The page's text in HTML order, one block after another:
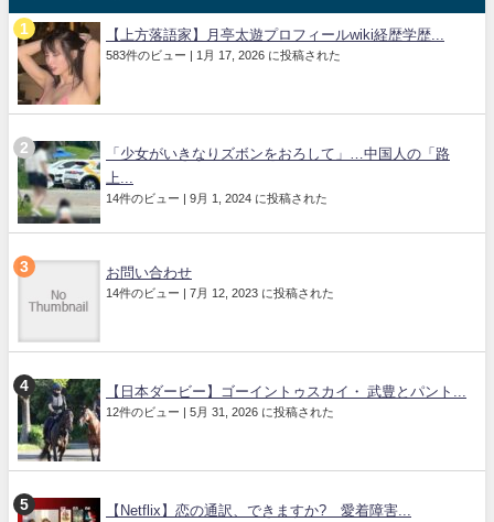
【上方落語家】月亭太遊プロフィールwiki経歴学歴...
583件のビュー | 1月 17, 2026 に投稿された
「少女がいきなりズボンをおろして」…中国人の「路
上...
14件のビュー | 9月 1, 2024 に投稿された
お問い合わせ
14件のビュー | 7月 12, 2023 に投稿された
【日本ダービー】ゴーイントゥスカイ・ 武豊とパント...
12件のビュー | 5月 31, 2026 に投稿された
【Netflix】恋の通訳、できますか? 愛着障害...